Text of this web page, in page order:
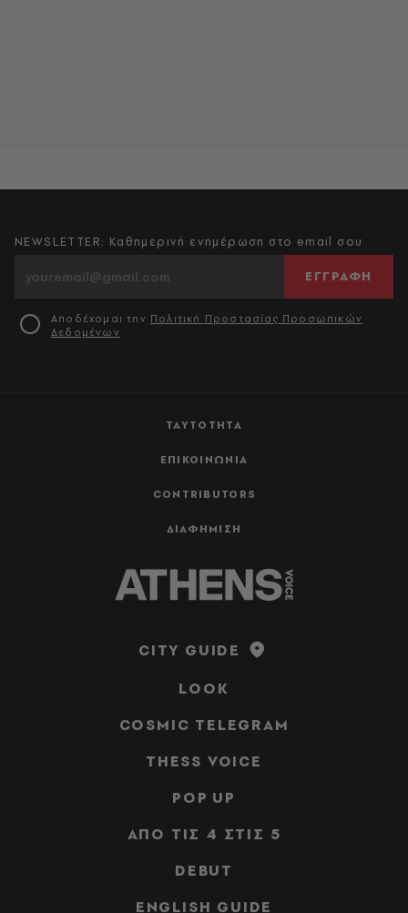
ΤΑΥΤΟΤΗΤΑ
ΕΠΙΚΟΙΝΩΝΙΑ
CONTRIBUTORS
ΔΙΑΦΗΜΙΣΗ
NEWSLETTER: Καθημερινή ενημέρωση στο email σου
ΕΓΓΡΑΦΗ
Αποδέχομαι την Πολιτική Προστασίας Προσωπικών
Δεδομένων
CITY GUIDE
LOOK
COSMIC TELEGRAM
THESS VOICE
POP UP
ΑΠΟ ΤΙΣ 4 ΣΤΙΣ 5
DEBUT
ENGLISH GUIDE